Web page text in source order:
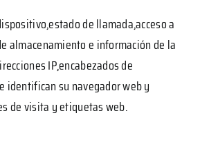
de llamada,acceso a
almacenamiento e información de la
IP,encabezados de
identifican su navegador web y
de visita y etiquetas web.